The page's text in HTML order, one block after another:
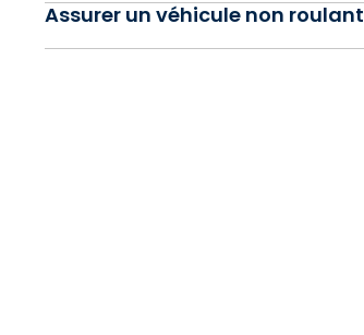
Assurer un véhicule non roulant